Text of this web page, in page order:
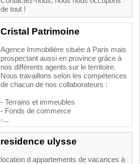
de tout !
Cristal Patrimoine
Agence Immobilière située à Paris mais
prospectant aussi en province grâce à
nos différents agents sur le territoire.
Nous travaillons selon les compétences
de chacun de nos collaborateurs :
- Terrains et immeubles
- Fonds de commerce
-...
residence ulysse
location d appartements de vacances à